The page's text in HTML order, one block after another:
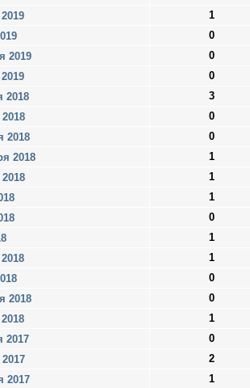
1
0
2019
0
0
2018
3
0
2018
0
2018
1
2018
1
1
0
1
1
0
2018
0
1
2017
0
2
2017
1